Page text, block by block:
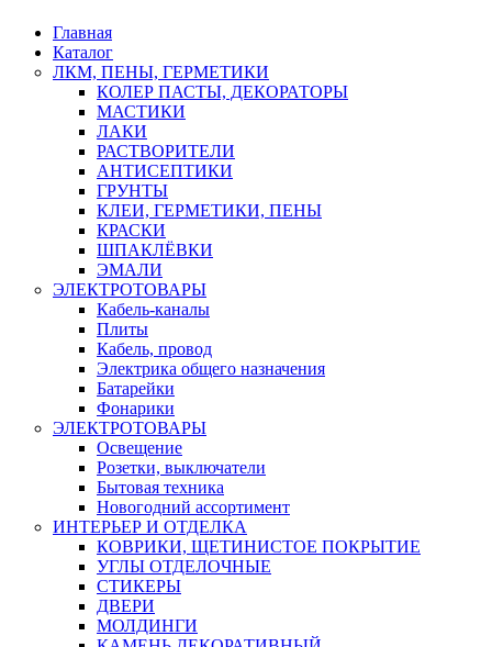
Главная
Каталог
ЛКМ, ПЕНЫ, ГЕРМЕТИКИ
КОЛЕР ПАСТЫ, ДЕКОРАТОРЫ
МАСТИКИ
ЛАКИ
РАСТВОРИТЕЛИ
АНТИСЕПТИКИ
ГРУНТЫ
КЛЕИ, ГЕРМЕТИКИ, ПЕНЫ
КРАСКИ
ШПАКЛЁВКИ
ЭМАЛИ
ЭЛЕКТРОТОВАРЫ
Кабель-каналы
Плиты
Кабель, провод
Электрика общего назначения
Батарейки
Фонарики
ЭЛЕКТРОТОВАРЫ
Освещение
Розетки, выключатели
Бытовая техника
Новогодний ассортимент
ИНТЕРЬЕР И ОТДЕЛКА
КОВРИКИ, ЩЕТИНИСТОЕ ПОКРЫТИЕ
УГЛЫ ОТДЕЛОЧНЫЕ
СТИКЕРЫ
ДВЕРИ
МОЛДИНГИ